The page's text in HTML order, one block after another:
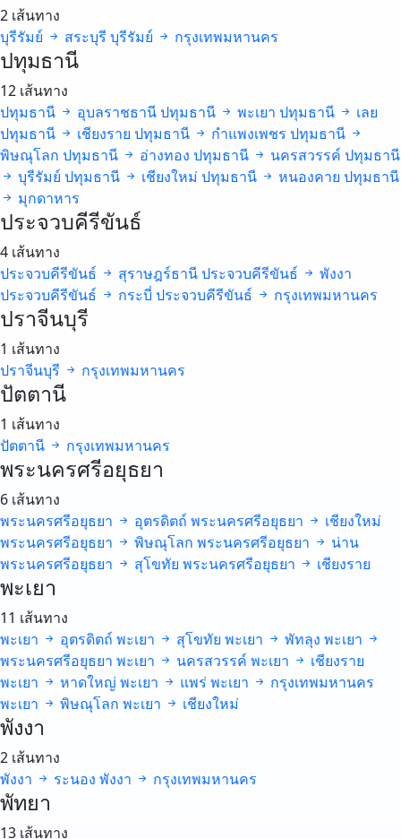
2 เส้นทาง
บุรีรัมย์
สระบุรี บุรีรัมย์ กรุงเทพมหานคร
ปทุมธานี
12 เส้นทาง
ปทุมธานี
อุบลราชธานีปทุมธานี พะเยา ปทุมธานี
เลย
ปทุมธานี
เชียงราย ปทุมธานี กำแพงเพชร ปทุมธานี
พิษณุโลก ปทุมธานี อ่างทอง ปทุมธานี นครสวรรค์ ปทุมธานี
บุรีรัมย์ ปทุมธานี เชียงใหม่ ปทุมธานี หนองคาย ปทุมธานี
มุกดาหาร
ประจวบคีรีขันธ์
4 เส้นทาง
ประจวบคีรีขันธ์
สุราษฎร์ธานีประจวบคีรีขันธ์
พังงา
ประจวบคีรีขันธ์
กระบี่ ประจวบคีรีขันธ์ กรุงเทพมหานคร
ปราจีนบุรี
1 เส้นทาง
ปราจีนบุรี
กรุงเทพมหานคร
ปัตตานี
1 เส้นทาง
ปัตตานี
กรุงเทพมหานคร
พระนครศรีอยุธยา
6 เส้นทาง
พระนครศรีอยุธยา
อุตรดิตถ์ พระนครศรีอยุธยา
เชียงใหม่
พระนครศรีอยุธยา
พิษณุโลก พระนครศรีอยุธยา
น่าน
พระนครศรีอยุธยา
สุโขทัย พระนครศรีอยุธยา เชียงราย
พะเยา
11 เส้นทาง
พะเยา
อุตรดิตถ์ พะเยา สุโขทัย พะเยา พัทลุง พะเยา
พระนครศรีอยุธยา พะเยา นครสวรรค์ พะเยา
เชียงราย
พะเยา
หาดใหญ่ พะเยา แพร่ พะเยา
กรุงเทพมหานคร
พะเยา
พิษณุโลก พะเยา เชียงใหม่
พังงา
2 เส้นทาง
พังงา
ระนอง พังงา กรุงเทพมหานคร
พัทยา
13 เส้นทาง